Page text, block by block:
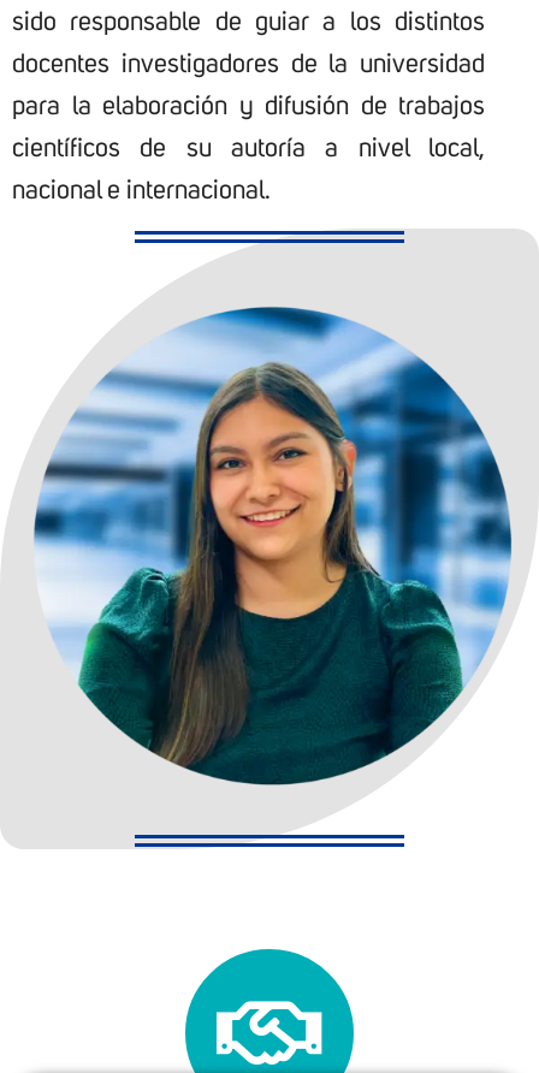
sido responsable de guiar a los distintos
docentes investigadores de la universidad
para la elaboración y difusión de trabajos
científicos de su autoría a nivel local,
nacional e internacional.